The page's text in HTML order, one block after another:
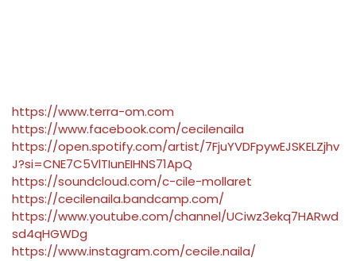
https://www.terra-om.com
https://www.facebook.com/cecilenaila
https://open.spotify.com/artist/7FjuYVDFpywEJSKELZjhv
J?si=CNE7C5VlTIunEIHNS71ApQ
https://soundcloud.com/c-cile-mollaret
https://cecilenaila.bandcamp.com/
https://www.youtube.com/channel/UCiwz3ekq7HARwd
sd4qHGWDg
https://www.instagram.com/cecile.naila/